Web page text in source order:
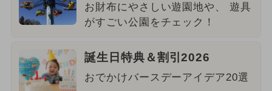
お財布にやさしい遊園地や、 遊具
がすごい公園をチェック！
誕生日特典＆割引2026
おでかけバースデーアイデア20選